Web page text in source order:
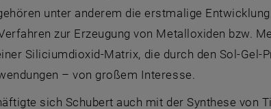
unter anderem die erstmalige
zur Erzeugung von Metalloxiden bzw.
Siliciumdioxid-Matrix, die durch den Sol-
– von großem Interesse.
sich Schubert auch mit der Synthese von